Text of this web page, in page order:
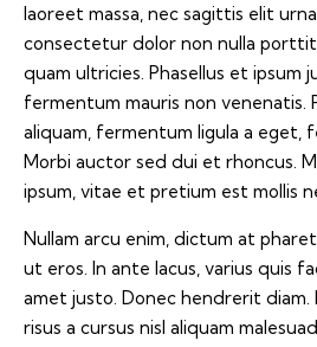
laoreet massa, nec sagittis elit
consectetur dolor non nulla
quam ultricies. Phasellus et ipsum
fermentum mauris non venenatis.
aliquam, fermentum ligula a eget,
Morbi auctor sed dui et rhoncus.
ipsum, vitae et pretium est mollis
Nullam arcu enim, dictum at
ut eros. In ante lacus, varius quis
amet justo. Donec hendrerit diam.
risus a cursus nisl aliquam